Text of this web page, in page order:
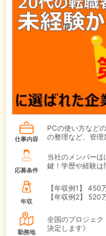
仕事内容
PCの使い方など
の整理など、管
応募条件
当社のメンバー
鍵！学歴や経験は
年収
【年収例1】
450
【年収例2】
520
勤務地
全国のプロジェク
決定します》